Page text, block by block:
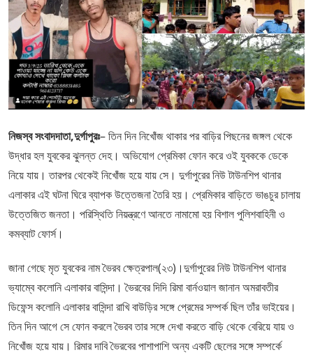
নিজস্ব সংবাদদাতা,দুর্গাপুরঃ– তিন দিন নিখোঁজ থাকার পর বাড়ির পিছনের জঙ্গল থেকে
উদ্ধার হল যুবকের ঝুলন্ত দেহ। অভিযোগ প্রেমিকা ফোন করে ওই যুবককে ডেকে
নিয়ে যায়। তারপর থেকেই নিখোঁজ হয়ে যায় সে। দুর্গাপুরের নিউ টাউনশিপ থানার
এলাকার এই ঘটনা ঘিরে ব্যাপক উত্তেজনা তৈরি হয়। প্রেমিকার বাড়িতে ভাঙচুর চালায়
উত্তেজিত জনতা। পরিস্থিতি নিয়ন্ত্রণে আনতে নামামো হয় বিশাল পুলিশবাহিনী ও
কমব্যাট ফোর্স।
জানা গেছে মৃত যুবকের নাম ভৈরব ক্ষেত্রপাল(২৩)।দুর্গাপুরের নিউ টাউনশিপ থানার
ভ্যাম্বে কলোনি এলাকার বাসিন্দা। ভৈরবের দিদি রিমা বার্নওয়াল জানান অমরাবতীর
ডিফেন্স কলোনি এলাকার বাসিন্দা রাখি বাউড়ির সঙ্গে প্রেমের সম্পর্ক ছিল তাঁর ভাইয়ের।
তিন দিন আগে সে ফোন করলে ভৈরব তার সঙ্গে দেখা করতে বাড়ি থেকে বেরিয়ে যায় ও
নিখোঁজ হয়ে যায়। রিমার দাবি ভৈরবের পাশাপাশি অন্য একটি ছেলের সঙ্গে সম্পর্কে